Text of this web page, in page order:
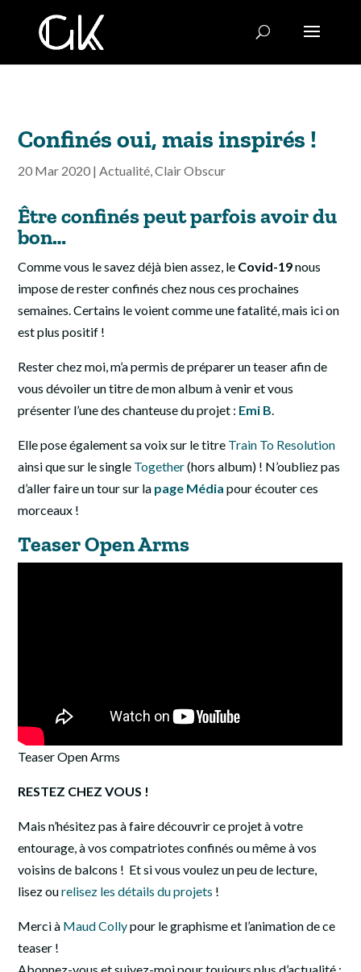
Confinés oui, mais inspirés !
20 Mar 2020 |Actualité,Clair Obscur
Être confinés peut parfois avoir du
bon…
Comme vous le savez déjà bien assez, le Covid-19nous
impose de rester confinés chez nous ces prochaines
semaines. Certains le voient comme une fatalité, mais ici on
est plus positif !
Rester chez moi, m’a permis de préparer un teaser afin de
vous dévoiler un titre de mon album à venir et vous
présenter l’une des chanteuse du projet : Emi B.
Elle pose également sa voix sur le titre Train To Resolution
ainsi que sur le single Together(hors album) ! N’oubliez pas
d’aller faire un tour sur la page Média pour écouter ces
morceaux !
Teaser Open Arms
Teaser Open Arms
RESTEZ CHEZ VOUS !
Mais n’hésitez pas à faire découvrir ce projet à votre
entourage, à vos compatriotes confinés ou même à vos
voisins de balcons ! Et si vous voulez un peu de lecture,
lisez ourelisez les détails du projets !
Merci à Maud Collypour le graphisme et l’animation de ce
teaser !